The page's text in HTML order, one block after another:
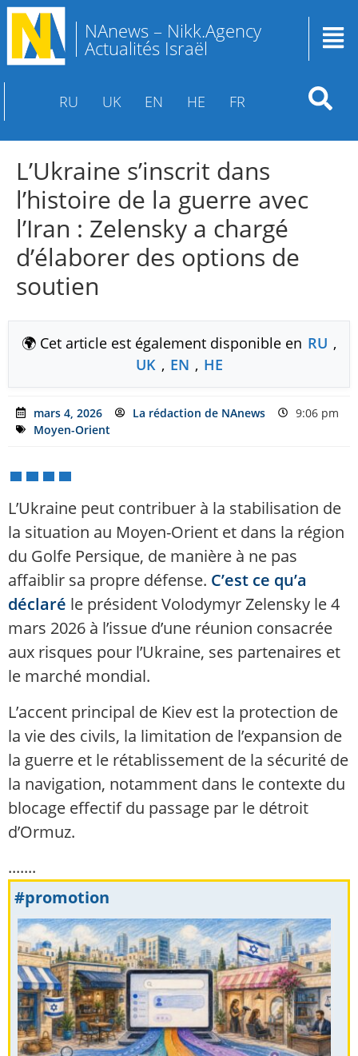
NAnews – Nikk.Agency
Actualités Israël
RU UK EN HE FR
L’Ukraine s’inscrit dans
l’histoire de la guerre avec
l’Iran : Zelensky a chargé
d’élaborer des options de
soutien
🌍 Cet article est également disponible en RU ,
UK , EN , HE
mars 4, 2026 La rédaction de NAnews
9:06 pm
Moyen-Orient
L’Ukraine peut contribuer à la stabilisation de
la situation au Moyen-Orient et dans la région
du Golfe Persique, de manière à ne pas
affaiblir sa propre défense. C’est ce qu’a
déclaré le président Volodymyr Zelensky le 4
mars 2026 à l’issue d’une réunion consacrée
aux risques pour l’Ukraine, ses partenaires et
le marché mondial.
L’accent principal de Kiev est la protection de
la vie des civils, la limitation de l’expansion de
la guerre et le rétablissement de la sécurité de
la navigation, notamment dans le contexte du
blocage effectif du passage par le détroit
d’Ormuz.
.......
#promotion